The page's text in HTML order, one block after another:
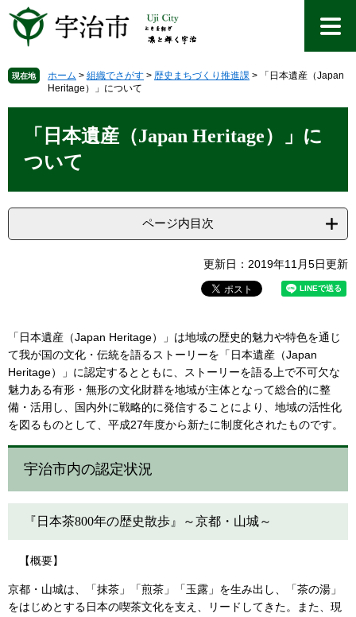
先
で
を
ば
へ
現在地 ホーム > 組織でさがす > 歴史まちづくり推進課 >
「日本遺産（Japan
Heritage）」について
「日本遺産（Japan Heritage）」に
ついて
ページ内目次
更新日：2019年11月5日更新
「日本遺産（Japan Heritage）」は地域の歴史的魅力や特色を通じ
て我が国の文化・伝統を語るストーリーを「日本遺産（Japan
Heritage）」に認定するとともに、ストーリーを語る上で不可欠な
魅力ある有形・無形の文化財群を地域が主体となって総合的に整
備・活用し、国内外に戦略的に発信することにより、地域の活性化
を図るものとして、平成27年度から新たに制度化されたものです。
宇治市内の認定状況
『日本茶800年の歴史散歩』～京都・山城～
【概要】
京都・山城は、「抹茶」「煎茶」「玉露」を生み出し、「茶の湯」
をはじめとする日本の喫茶文化を支え、リードしてきた。また、現